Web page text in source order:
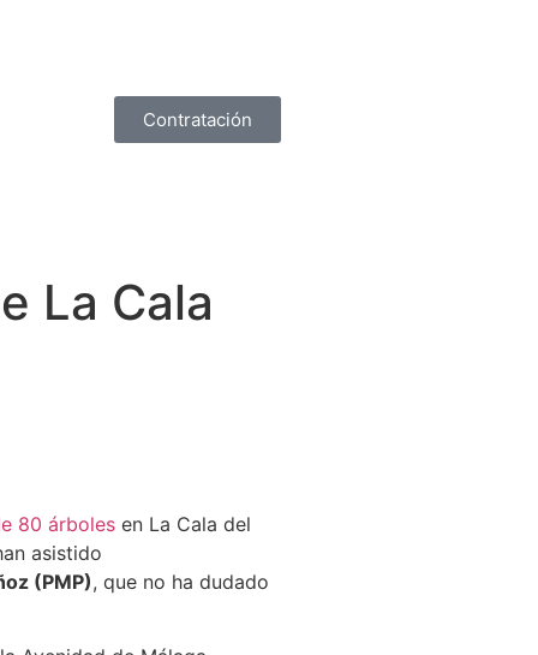
Contratación
La Cala
80 árboles en La Cala del
asistido
(PMP), que no ha dudado